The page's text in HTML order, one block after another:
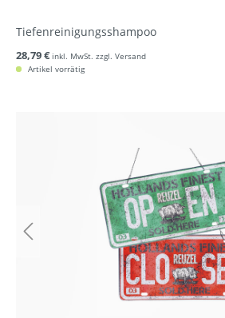
Tiefenreinigungsshampoo
28,79 € inkl. MwSt. zzgl. Versand
Artikel vorrätig